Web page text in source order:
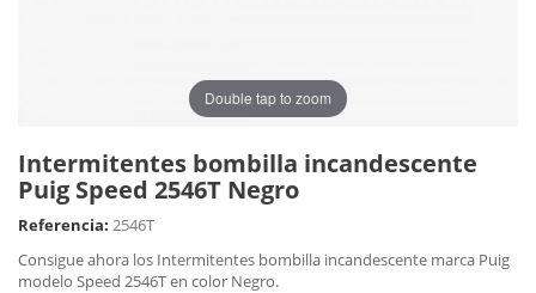
Double tap to zoom
Intermitentes bombilla incandescente
Puig Speed 2546T Negro
Referencia: 2546T
Consigue ahora los Intermitentes bombilla incandescente marca Puig
modelo Speed 2546T en color Negro.